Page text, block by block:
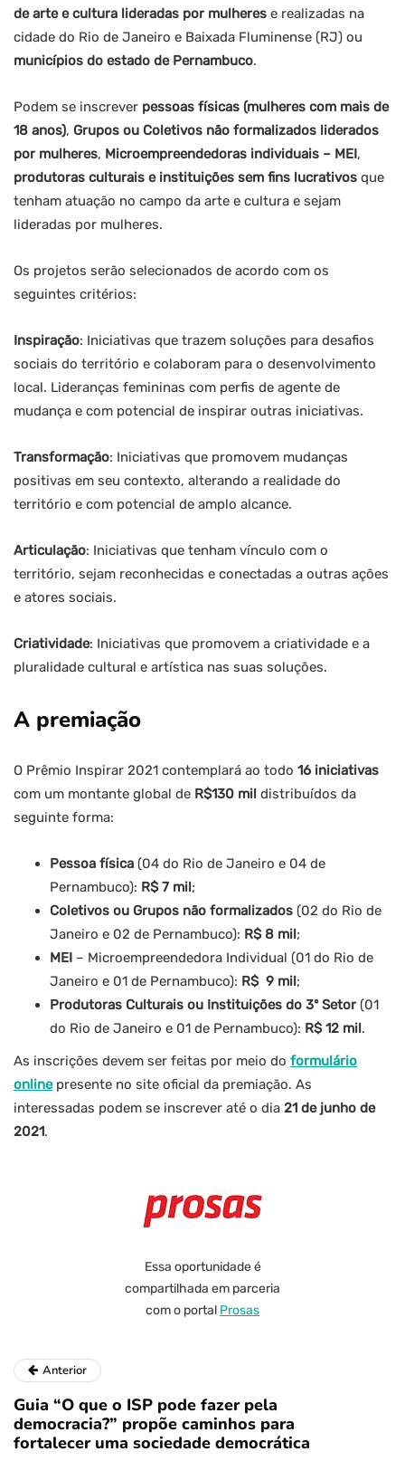
de arte e cultura lideradas por mulheres e realizadas na
cidade do Rio de Janeiro e Baixada Fluminense (RJ) ou
municípios do estado de Pernambuco.
Podem se inscrever pessoas físicas (mulheres com mais de
18 anos), Grupos ou Coletivos não formalizados liderados
por mulheres, Microempreendedoras individuais – MEI,
produtoras culturais e instituições sem fins lucrativos que
tenham atuação no campo da arte e cultura e sejam
lideradas por mulheres.
Os projetos serão selecionados de acordo com os
seguintes critérios:
Inspiração: Iniciativas que trazem soluções para desafios
sociais do território e colaboram para o desenvolvimento
local. Lideranças femininas com perfis de agente de
mudança e com potencial de inspirar outras iniciativas.
Transformação: Iniciativas que promovem mudanças
positivas em seu contexto, alterando a realidade do
território e com potencial de amplo alcance.
Articulação: Iniciativas que tenham vínculo com o
território, sejam reconhecidas e conectadas a outras ações
e atores sociais.
Criatividade: Iniciativas que promovem a criatividade e a
pluralidade cultural e artística nas suas soluções.
A premiação
O Prêmio Inspirar 2021 contemplará ao todo 16 iniciativas
com um montante global de R$130 mil distribuídos da
seguinte forma:
Pessoa física (04 do Rio de Janeiro e 04 de
Pernambuco): R$ 7 mil;
Coletivos ou Grupos não formalizados (02 do Rio de
Janeiro e 02 de Pernambuco): R$ 8 mil;
MEI – Microempreendedora Individual (01 do Rio de
Janeiro e 01 de Pernambuco): R$ 9 mil;
Produtoras Culturais ou Instituições do 3º Setor(01
do Rio de Janeiro e 01 de Pernambuco): R$ 12 mil.
As inscrições devem ser feitas por meio do formulário
onlinepresente no site oficial da premiação. As
interessadas podem se inscrever até o dia 21 de junho de
2021.
Essa oportunidade é
compartilhada em parceria
com o portal Prosas
Anterior
Guia “O que o ISP pode fazer pela
democracia?” propõe caminhos para
fortalecer uma sociedade democrática